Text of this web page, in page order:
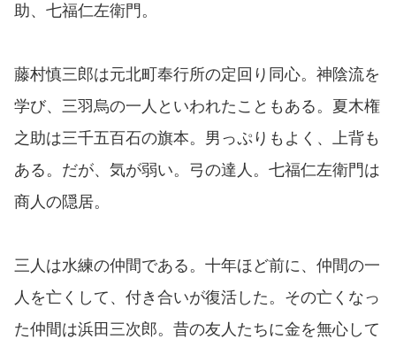
助、七福仁左衛門。
藤村慎三郎は元北町奉行所の定回り同心。神陰流を
学び、三羽烏の一人といわれたこともある。夏木権
之助は三千五百石の旗本。男っぷりもよく、上背も
ある。だが、気が弱い。弓の達人。七福仁左衛門は
商人の隠居。
三人は水練の仲間である。十年ほど前に、仲間の一
人を亡くして、付き合いが復活した。その亡くなっ
た仲間は浜田三次郎。昔の友人たちに金を無心して